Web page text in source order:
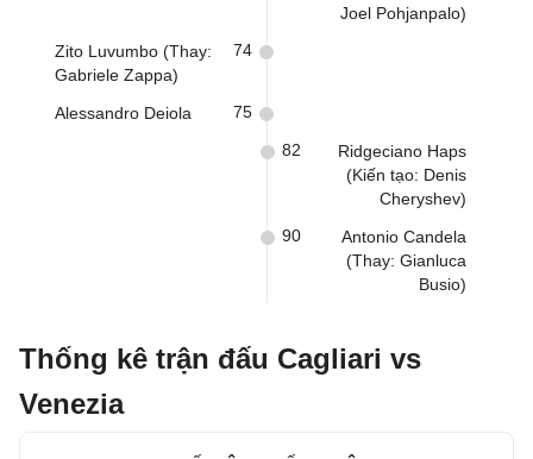
Joel Pohjanpalo)
Zito Luvumbo (Thay:
Gabriele Zappa)
74
Alessandro Deiola 75
Ridgeciano Haps
(Kiến tạo: Denis
Cheryshev)
82
Antonio Candela
(Thay: Gianluca
Busio)
90
Thống kê trận đấu Cagliari vs
Venezia